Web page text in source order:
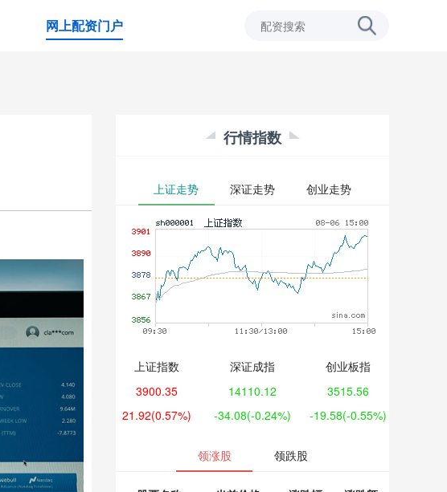
网上配资门户
行情指数
上证走势 深证走势 创业走势
上证指数
3900.35
21.92(0.57%)
深证成指
14110.12
-34.08(-0.24%)
创业板指
3515.56
-19.58(-0.55%)
领涨股 领跌股